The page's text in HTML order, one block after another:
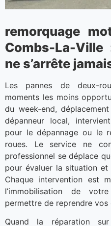
remorquage
Combs-La-
ne s’arrête
Les pannes de deux-
moments les moins
du week-end,
dépanneur local,
pour le dépannage ou le
roues. Le service ne
professionnel se déplace
pour évaluer la situation
Chaque intervention est
l’immobilisation de
permettre de reprendre vos
Quand la réparation